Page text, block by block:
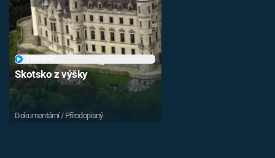
Skotsko z výšky
Dokumentární / Přírodopisný